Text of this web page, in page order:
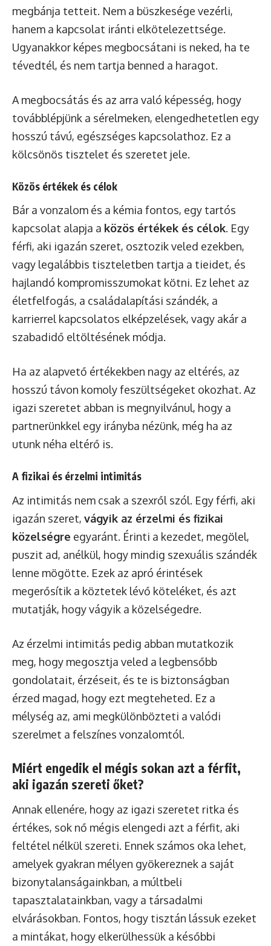
megbánja tetteit. Nem a büszkesége vezérli,
hanem a kapcsolat iránti elkötelezettsége.
Ugyanakkor képes megbocsátani is neked, ha te
tévedtél, és nem tartja benned a haragot.
A megbocsátás és az arra való képesség, hogy
továbblépjünk a sérelmeken, elengedhetetlen egy
hosszú távú, egészséges kapcsolathoz. Ez a
kölcsönös tisztelet és szeretet jele.
Közös értékek és célok
Bár a vonzalom és a kémia fontos, egy tartós
kapcsolat alapja a közös értékek és célok. Egy
férfi, aki igazán szeret, osztozik veled ezekben,
vagy legalábbis tiszteletben tartja a tieidet, és
hajlandó kompromisszumokat kötni. Ez lehet az
életfelfogás, a családalapítási szándék, a
karrierrel kapcsolatos elképzelések, vagy akár a
szabadidő eltöltésének módja.
Ha az alapvető értékekben nagy az eltérés, az
hosszú távon komoly feszültségeket okozhat. Az
igazi szeretet abban is megnyilvánul, hogy a
partnerünkkel egy irányba nézünk, még ha az
utunk néha eltérő is.
A fizikai és érzelmi intimitás
Az intimitás nem csak a szexről szól. Egy férfi, aki
igazán szeret, vágyik az érzelmi és fizikai
közelségre egyaránt. Érinti a kezedet, megölel,
puszit ad, anélkül, hogy mindig szexuális szándék
lenne mögötte. Ezek az apró érintések
megerősítik a köztetek lévő köteléket, és azt
mutatják, hogy vágyik a közelségedre.
Az érzelmi intimitás pedig abban mutatkozik
meg, hogy megosztja veled a legbensőbb
gondolatait, érzéseit, és te is biztonságban
érzed magad, hogy ezt megteheted. Ez a
mélység az, ami megkülönbözteti a valódi
szerelmet a felszínes vonzalomtól.
Miért engedik el mégis sokan azt a férfit,
aki igazán szereti őket?
Annak ellenére, hogy az igazi szeretet ritka és
értékes, sok nő mégis elengedi azt a férfit, aki
feltétel nélkül szereti. Ennek számos oka lehet,
amelyek gyakran mélyen gyökereznek a saját
bizonytalanságainkban, a múltbeli
tapasztalatainkban, vagy a társadalmi
elvárásokban. Fontos, hogy tisztán lássuk ezeket
a mintákat, hogy elkerülhessük a későbbi